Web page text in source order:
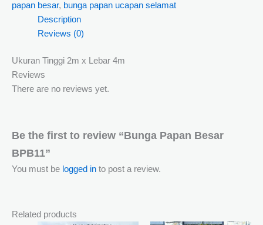
papan besar, bunga papan ucapan selamat
Description
Reviews (0)
Ukuran Tinggi 2m x Lebar 4m
Reviews
There are no reviews yet.
Be the first to review “Bunga Papan Besar
BPB11”
You must be logged in to post a review.
Related products